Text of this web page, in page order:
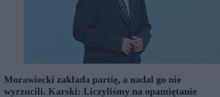
Morawiecki zakłada partię, a nadal go nie
wyrzucili. Karski: Liczyliśmy na opamiętanie